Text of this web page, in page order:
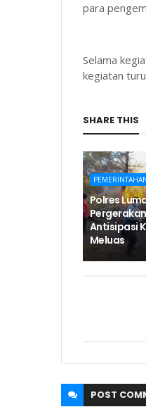
para
Selama
kegiatan
SHARE THIS
Polres
Antisipasi
Meluas
POST